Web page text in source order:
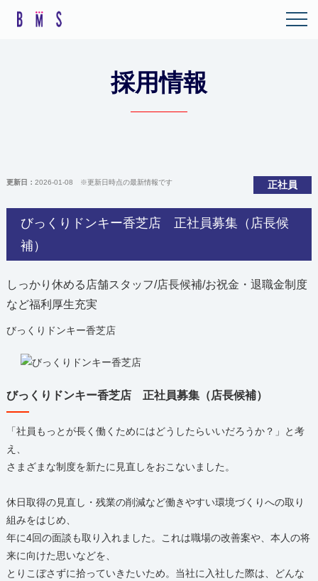
採用情報
更新日： 2026-01-08 ※更新日時点の最新情報です 正社員
びっくりドンキー香芝店 正社員募集（店長候
補）
しっかり休める店舗スタッフ/店長候補/お祝金・退職金制度
など福利厚生充実
びっくりドンキー香芝店
びっくりドンキー香芝店 正社員募集（店長候補）
「社員もっとが長く働くためにはどうしたらいいだろうか？」と考
え、
さまざまな制度を新たに見直しをおこないました。
休日取得の見直し・残業の削減など働きやすい環境づくりへの取り
組みをはじめ、
年に4回の面談も取り入れました。これは職場の改善案や、本人の将
来に向けた思いなどを、
とりこぼさずに拾っていきたいため。当社に入社した際は、どんな